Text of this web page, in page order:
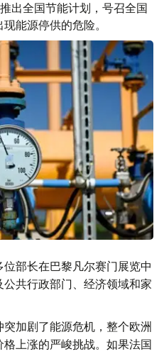
出全国节能计划，号召全国
能源停供的危险。
部长在巴黎凡尔赛门展览中
共行政部门、经济领域和家
加剧了能源危机，整个欧洲
上涨的严峻挑战。如果法国